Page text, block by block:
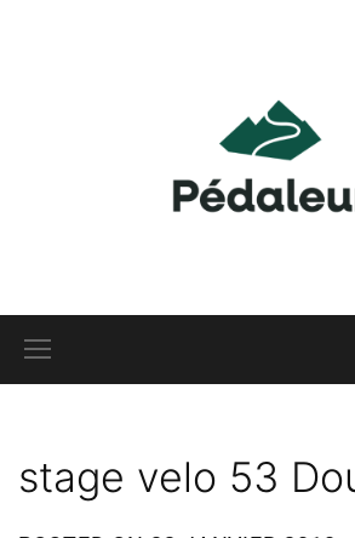
stage velo 53